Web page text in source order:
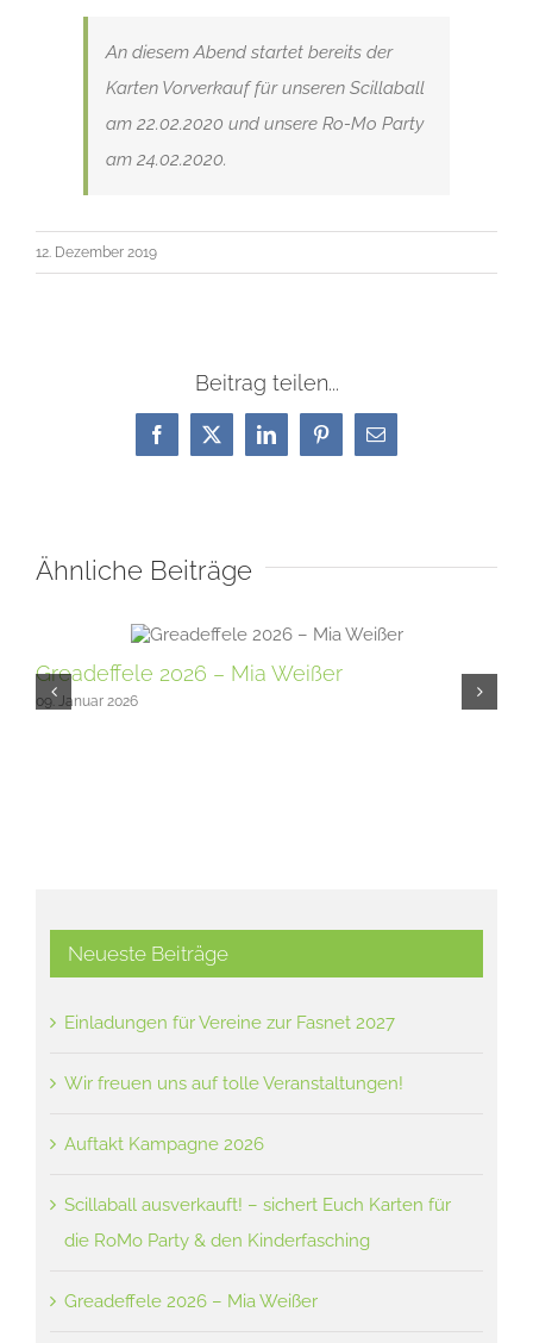
An diesem Abend startet bereits der
Karten Vorverkauf für unseren Scillaball
am 22.02.2020 und unsere Ro-Mo Party
am 24.02.2020.
12. Dezember 2019
Beitrag teilen...
Facebook
X LinkedInPinterest
E-
Mail
Ähnliche Beiträge
Greadeffele 2026 – Mia Weißer
09. Januar 2026
Neueste Beiträge
Einladungen für Vereine zur Fasnet 2027
Wir freuen uns auf tolle Veranstaltungen!
Auftakt Kampagne 2026
Scillaball ausverkauft! – sichert Euch Karten für
die RoMo Party & den Kinderfasching
Greadeffele 2026 – Mia Weißer